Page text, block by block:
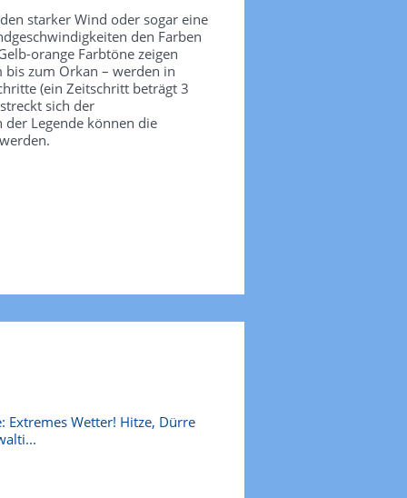
starker Wind oder sogar eine
den Farben
orange Farbtöne zeigen
zum Orkan – werden in
(ein Zeitschritt beträgt 3
sich der
Legende können die
Extremes Wetter! Hitze, Dürre